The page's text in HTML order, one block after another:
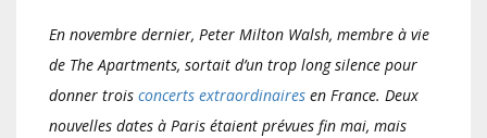
En novembre dernier, Peter Milton Walsh, membre à vie
de The Apartments, sortait d’un trop long silence pour
donner trois concerts extraordinaires en France. Deux
nouvelles dates à Paris étaient prévues fin mai, mais